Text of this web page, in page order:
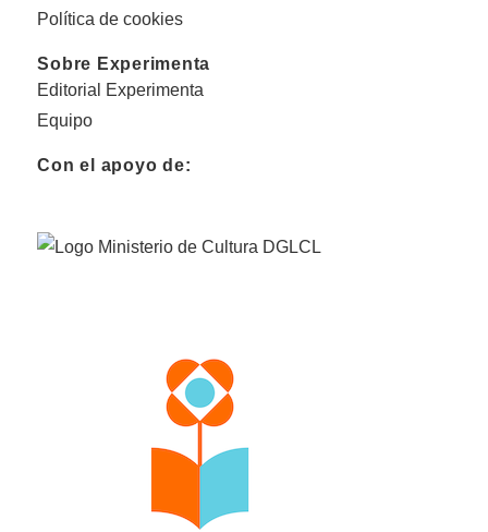
Política de cookies
Sobre Experimenta
Editorial Experimenta
Equipo
Con el apoyo de: